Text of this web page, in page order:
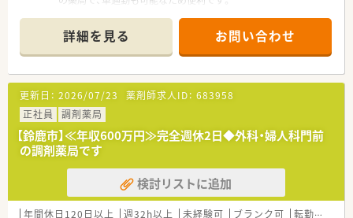
130枚から200枚と多岐にわたります。
■常勤薬剤師3名、パート薬剤師2名の計5名体制で、常に4名が勤
務しており、手厚い人員配置で業務にあたっています。
【募集背景と求める人物像について】
■今回は事業拡大に伴う増員募集であり、新しい環境で自身のス
キルを活かしたい薬剤師を求めています。
■地域医療への貢献に熱意を持ち、患者様の安心と安全を最優先
に考えられる方を歓迎いたします。
■1店舗展開のため、アットホームな職場で長期的にご活躍いた
だける協調性のある方が理想的です。
【法人特徴について】
■2019年に新規開局した調剤薬局を運営する法人で、地域に根
詳細を見る お問い合わせ
更新日： 2026/07/23 薬剤師求人ID： 683958
正社員
調剤薬局
【鈴鹿市】≪年収600万円≫完全週休2日◆外科・婦人科門前
の調剤薬局です
検討リストに追加
年間休日120日以上 週32h以上 未経験可 ブランク可 転勤なし